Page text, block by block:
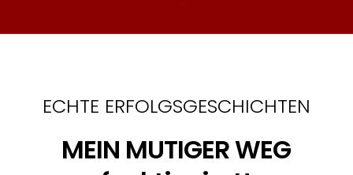
ECHTE ERFOLGSGESCHICHTEN
MEIN MUTIGER WEG